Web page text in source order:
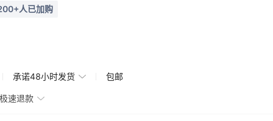
人已加购
承诺48小时发货 包邮
极速退款